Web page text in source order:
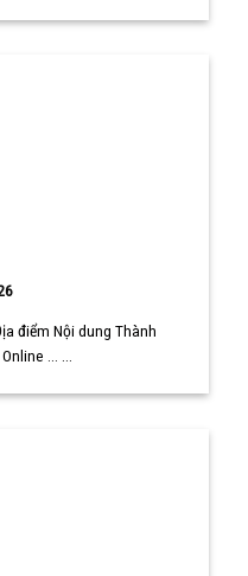
điểm Nội dung Thành
... ...